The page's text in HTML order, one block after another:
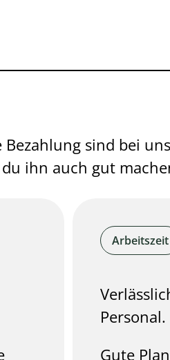
sind bei
ihn auch gut
Arbeitszeit
Personal.
Gute